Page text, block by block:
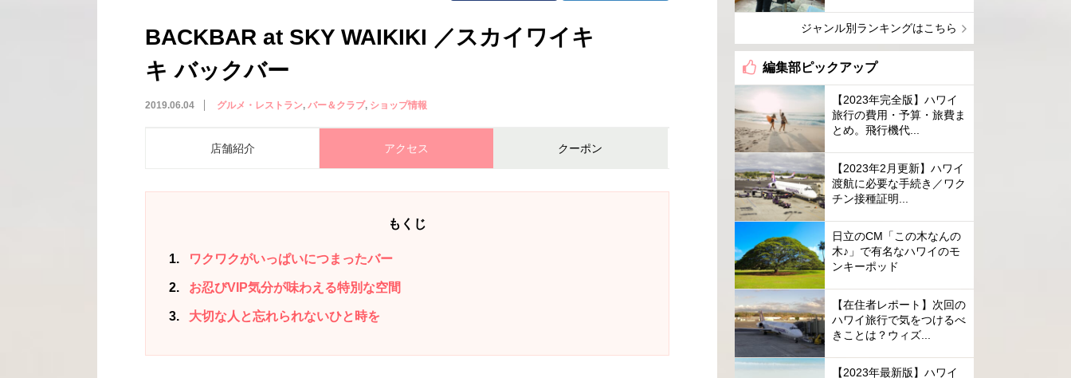
BACKBAR at SKY WAIKIKI ／スカイワイキ
キ バックバー
2019.06.04 グルメ・レストラン バー＆クラブ ショップ情報
店舗紹介 アクセス クーポン
もくじ
1 ワクワクがいっぱいにつまったバー
2 お忍びVIP気分が味わえる特別な空間
3 大切な人と忘れられないひと時を
ジャンル別ランキングはこちら
編集部ピックアップ
【2023年完全版】ハワイ
旅行の費用・予算・旅費ま
とめ。飛行機代...
【2023年2月更新】ハワイ
渡航に必要な手続き／ワク
チン接種証明...
日立のCM「この木なんの
木♪」で有名なハワイのモ
ンキーポッド
【在住者レポート】次回の
ハワイ旅行で気をつけるべ
きことは？ウィズ...
【2023年最新版】ハワイ